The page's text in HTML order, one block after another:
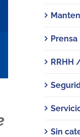
Prensa
RRHH
Sin